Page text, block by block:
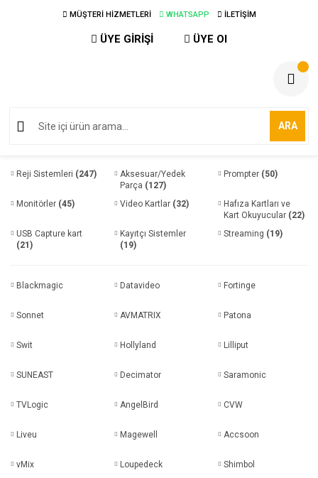
MÜŞTERİ HİZMETLERİ WHATSAPP İLETİŞİM
ÜYE GİRİŞİ ÜYE Ol
ARA
Reji Sistemleri (247)
Aksesuar/Yedek
Parça (127)
Prompter (50)
Monitörler (45) Video Kartlar (32)
Hafıza Kartları ve
Kart Okuyucular (22)
USB Capture kart
(21)
Kayıtçı Sistemler
(19)
Streaming (19)
Blackmagic Datavideo Fortinge
Sonnet AVMATRIX Patona
Swit Hollyland Lilliput
SUNEAST Decimator Saramonic
TVLogic AngelBird CVW
Liveu Magewell Accsoon
vMix Loupedeck Shimbol